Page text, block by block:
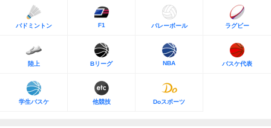
バドミントン F1 バレーボール ラグビー
陸上 Bリーグ NBA バスケ代表
学生バスケ 他競技 Doスポーツ